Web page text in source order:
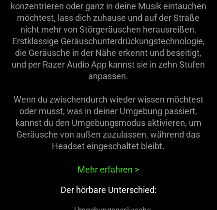
what
spoken;
visuals
additional
information.
konzentrieren oder ganz in deine Musik eintauchen
möchtest, lass dich zuhause und auf der Straße
nicht mehr von Störgeräuschen herausreißen.
Erstklassige Geräuschunterdrückungstechnologie,
die Geräusche in der Nähe erkennt und beseitigt,
und per Razer Audio App kannst sie in zehn Stufen
anpassen.
Wenn du zwischendurch wieder wissen möchtest
oder musst, was in deiner Umgebung passiert,
kannst du den Umgebungsmodus aktivieren, um
Geräusche von außen zuzulassen, während das
Headset eingeschaltet bleibt.
Mehr erfahren >
Der hörbare Unterschied: